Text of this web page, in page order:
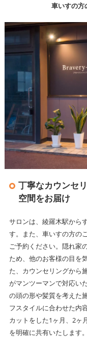
車いすの方
丁寧なカウンセ
空間をお届け
サロンは、綾羅木駅から
す。また、車いすの方の
ご予約ください。隠れ家
ため、他のお客様の目を
た、カウンセリングから
がマンツーマンで対応い
の頭の形や髪質を考えた
フスタイルに合わせた内
カットをした1ヶ月、2ヶ
を明確に共有いたします